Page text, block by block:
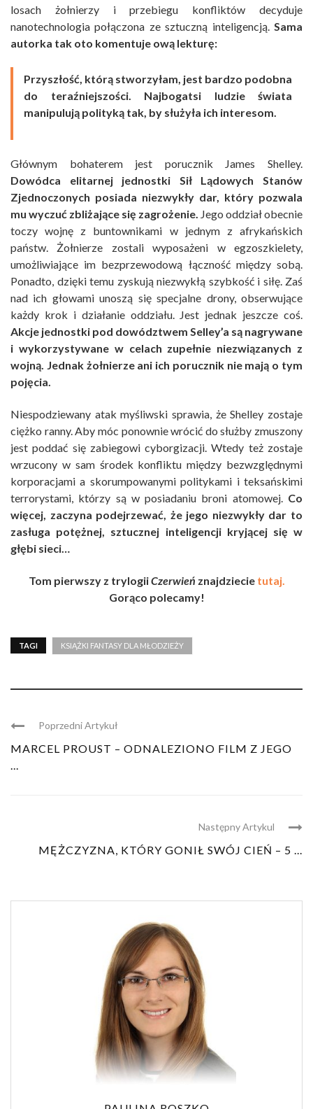
losach żołnierzy i przebiegu konfliktów decyduje
nanotechnologia połączona ze sztuczną inteligencją. Sama
autorka tak oto komentuje ową lekturę:
Przyszłość, którą stworzyłam, jest bardzo podobna
do teraźniejszości. Najbogatsi ludzie świata
manipulują polityką tak, by służyła ich interesom.
Głównym bohaterem jest porucznik James Shelley.
Dowódca elitarnej jednostki Sił Lądowych Stanów
Zjednoczonych posiada niezwykły dar, który pozwala
mu wyczuć zbliżające się zagrożenie. Jego oddział obecnie
toczy wojnę z buntownikami w jednym z afrykańskich
państw. Żołnierze zostali wyposażeni w egzoszkielety,
umożliwiające im bezprzewodową łączność między sobą.
Ponadto, dzięki temu zyskują niezwykłą szybkość i siłę. Zaś
nad ich głowami unoszą się specjalne drony, obserwujące
każdy krok i działanie oddziału. Jest jednak jeszcze coś.
Akcje jednostki pod dowództwem Selley’a są nagrywane
i wykorzystywane w celach zupełnie niezwiązanych z
wojną. Jednak żołnierze ani ich porucznik nie mają o tym
pojęcia.
Niespodziewany atak myśliwski sprawia, że Shelley zostaje
ciężko ranny. Aby móc ponownie wrócić do służby zmuszony
jest poddać się zabiegowi cyborgizacji. Wtedy też zostaje
wrzucony w sam środek konfliktu między bezwzględnymi
korporacjami a skorumpowanymi politykami i teksańskimi
terrorystami, którzy są w posiadaniu broni atomowej. Co
więcej, zaczyna podejrzewać, że jego niezwykły dar to
zasługa potężnej, sztucznej inteligencji kryjącej się w
głębi sieci…
Tom pierwszy z trylogiiCzerwień znajdziecie tutaj.
Gorąco polecamy!
TAGI KSIĄŻKI FANTASY DLA MŁODZIEŻY
Poprzedni Artykuł
MARCEL PROUST – ODNALEZIONO FILM Z JEGO
...
Następny Artykul
MĘŻCZYZNA, KTÓRY GONIŁ SWÓJ CIEŃ – 5 ...